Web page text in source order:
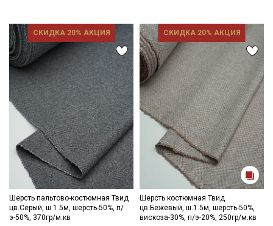
СКИДКА 20% АКЦИЯ
Шерсть пальтово-костюмная Твид
цв.Серый, ш.1.5м, шерсть-50%, п/
э-50%, 370гр/м.кв
СКИДКА 20% АКЦИЯ
Шерсть костюмная Твид
цв.Бежевый, ш.1.5м, шерсть-50%,
вискоза-30%, п/э-20%, 250гр/м.кв